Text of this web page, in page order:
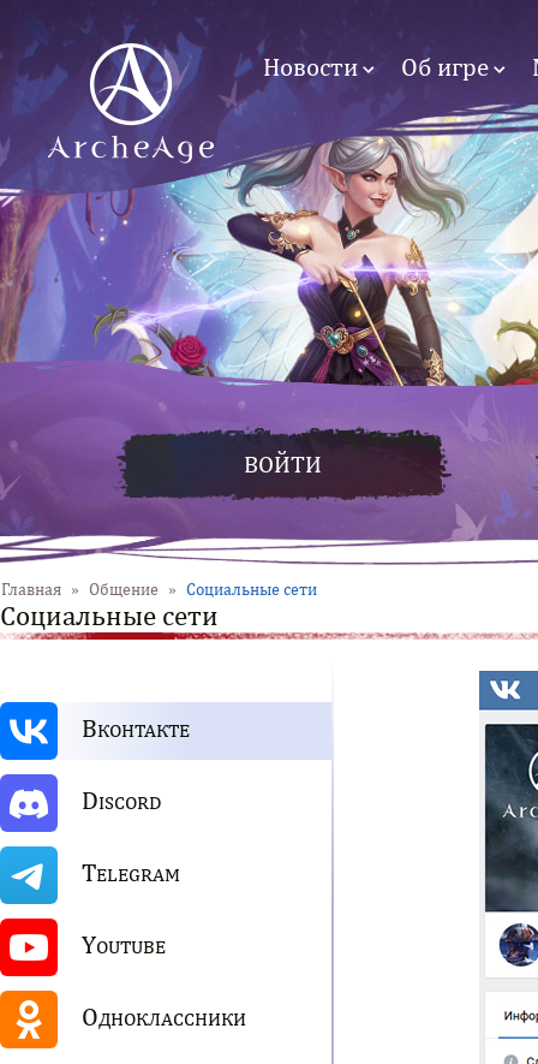
Новости Об игре
ВОЙТИ
Главная » Общение » Социальные сети
Социальные сети
ВКОНТАКТЕ
DISCORD
TELEGRAM
YOUTUBE
ОДНОКЛАССНИКИ